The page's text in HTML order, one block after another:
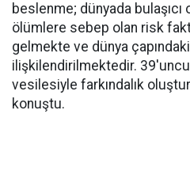
beslenme; dünyada bulaşıcı
ölümlere sebep olan risk
gelmekte ve dünya
ilişkilendirilmektedir. 39'uncu
vesilesiyle farkındalık
konuştu.